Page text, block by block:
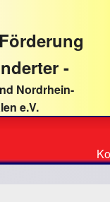
-
Nordrhein-
e.V.